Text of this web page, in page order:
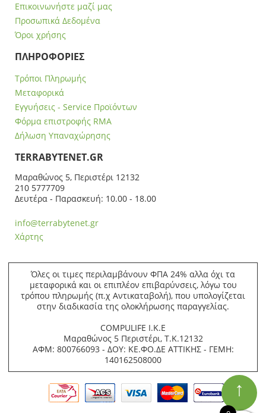
Επικοινωνήστε μαζί μας
Προσωπικά Δεδομένα
Όροι χρήσης
ΠΛΗΡΟΦΟΡΙΕΣ
Τρόποι Πληρωμής
Μεταφορικά
Εγγυήσεις - Service Προϊόντων
Φόρμα επιστροφής RMA
Δήλωση Υπαναχώρησης
ΤERRABYTENET.GR
Μαραθώνος 5, Περιστέρι 12132
210 5777709
Δευτέρα - Παρασκευή: 10.00 - 18.00
info@terrabytenet.gr
Χάρτης
Όλες οι τιμες περιλαμβάνουν ΦΠΑ 24% αλλα όχι τα
μεταφορικά και οι επιπλέον επιβαρύνσεις, λόγω του
τρόπου πληρωμής (π.χ Αντικαταβολή), που υπολογίζεται
στην διαδικασία της ολοκλήρωσης παραγγελίας.
COMPULIFE Ι.Κ.Ε
Μαραθώνος 5 Περιστέρι, Τ.Κ.12132
ΑΦΜ: 800766093 - ΔΟΥ: ΚΕ.ΦΟ.ΔΕ ΑΤΤΙΚΗΣ - ΓΕΜΗ:
140162508000
↑